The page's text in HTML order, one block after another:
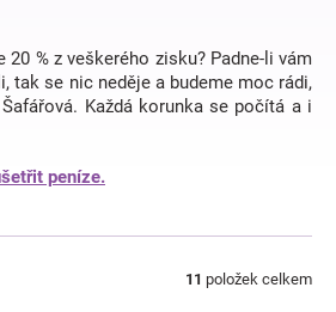
20 % z veškerého zisku? Padne-li vám
tak se nic neděje a budeme moc rádi,
Každá korunka se počítá a i
peníze.
11 položek celkem